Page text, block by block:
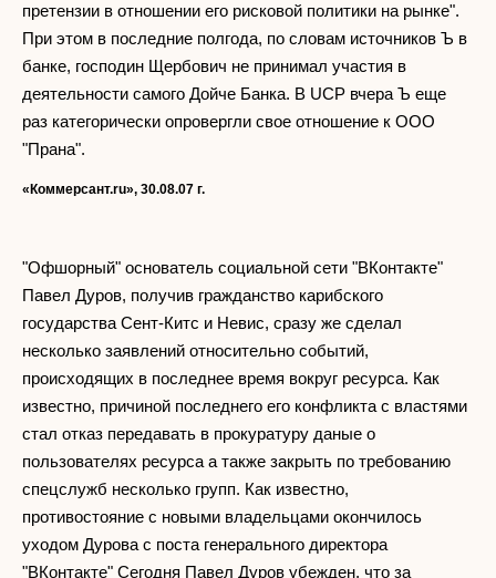
претензии в отношении его рисковой политики на рынке".
При этом в последние полгода, по словам источников Ъ в
банке, господин Щербович не принимал участия в
деятельности самого Дойче Банка. В UCP вчера Ъ еще
раз категорически опровергли свое отношение к ООО
"Прана".
«Коммерсант.ru», 30.08.07 г.
"Офшорный" основатель социальной сети "ВКонтакте"
Павел Дуров, получив гражданство карибского
государства Сент-Китс и Невис, сразу же сделал
несколько заявлений относительно событий,
происходящих в последнее время вокруг ресурса. Как
известно, причиной последнего его конфликта с властями
стал отказ передавать в прокуратуру даные о
пользователях ресурса а также закрыть по требованию
спецслужб несколько групп. Как известно,
противостояние с новыми владельцами окончилось
уходом Дурова с поста генерального директора
"ВКонтакте" Сегодня Павел Дуров убежден, что за